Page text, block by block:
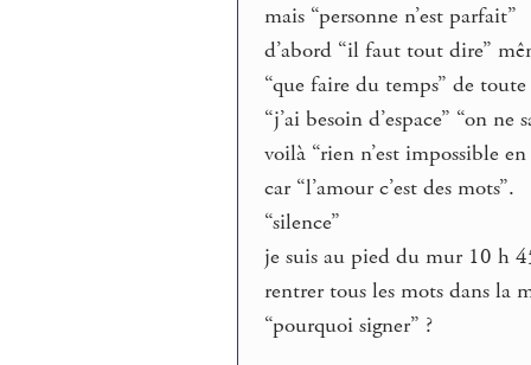
mais “personne n’est parfait”
d’abord “il faut tout dire”
“que faire du temps” de
“j’ai besoin d’espace” “on
voilà “rien n’est impossible
car “l’amour c’est des mots”.
“silence”
je suis au pied du mur 10 h
rentrer tous les mots dans la
“pourquoi signer” ?